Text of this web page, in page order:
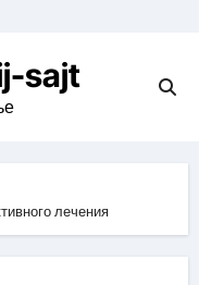
sajt
лечения